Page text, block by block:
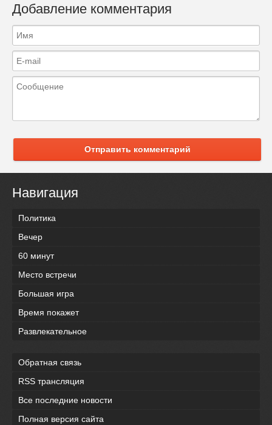
Добавление комментария
Отправить комментарий
Навигация
Политика
Вечер
60 минут
Место встречи
Большая игра
Время покажет
Развлекательное
Обратная связь
RSS трансляция
Все последние новости
Полная версия сайта